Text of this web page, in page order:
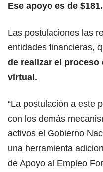
Ese apoyo es de
Las postulaciones las
entidades financieras,
de realizar el proceso
virtual.
“La postulación a este
con los demás
activos el Gobierno
una herramienta
de Apoyo al Empleo